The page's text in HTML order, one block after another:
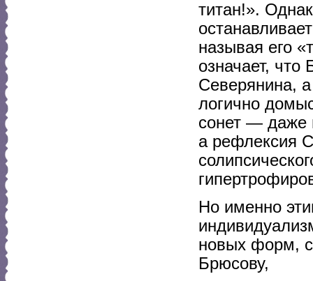
титан!».
называя его
означает,
Северянина,
логично
сонет — даже
а рефлексия
Но именно
новых форм,
Брюсову,